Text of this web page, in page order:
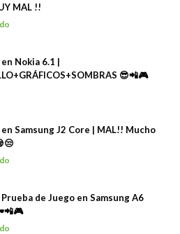
MAL !!
Nokia 6.1 |
😎📲🎮
Samsung J2 Core | MAL!! Mucho
de Juego en Samsung A6